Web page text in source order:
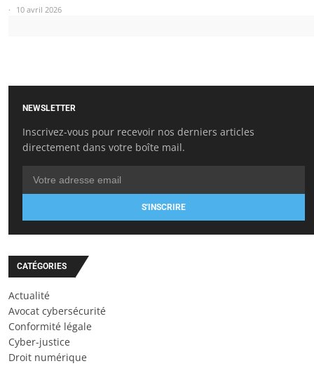
10 avril 2026
NEWSLETTER
Inscrivez-vous pour recevoir nos derniers articles
directement dans votre boîte mail.
S'INSCRIRE
CATÉGORIES
Actualité
Avocat cybersécurité
Conformité légale
Cyber-justice
Droit numérique